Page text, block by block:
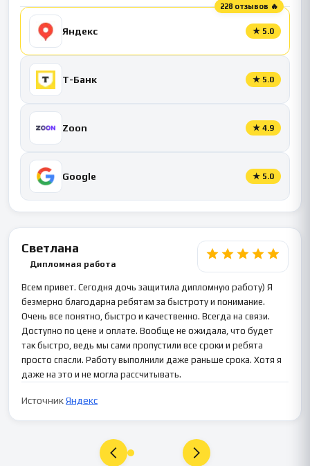
228 отзывов 🔥
Яндекс ★ 5.0
Т-Банк ★ 5.0
Zoon ★ 4.9
Google ★ 5.0
Светлана
Дипломная работа
Всем привет. Сегодня дочь защитила дипломную работу) Я
безмерно благодарна ребятам за быстроту и понимание.
Очень все понятно, быстро и качественно. Всегда на связи.
Доступно по цене и оплате. Вообще не ожидала, что будет
так быстро, ведь мы сами пропустили все сроки и ребята
просто спасли. Работу выполнили даже раньше срока. Хотя я
даже на это и не могла рассчитывать.
ИсточникЯндекс